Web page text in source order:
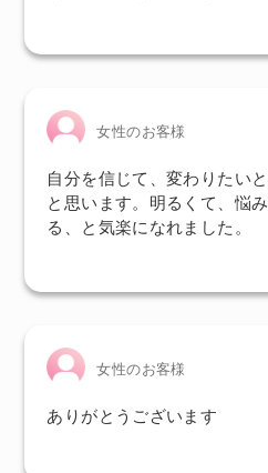
女性のお客様
自分を信じて、変わりたい
と思います。明るくて、悩
る、と気楽になれました。
女性のお客様
ありがとうございます